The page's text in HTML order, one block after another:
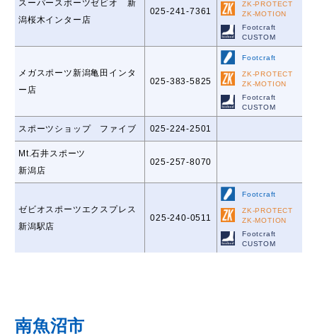
スーパースポーツゼビオ 新
潟桜木インター店
025-241-7361
ZK-PROTECT
ZK-MOTION
Footcraft
CUSTOM
メガスポーツ新潟亀田インタ
ー店
025-383-5825
Footcraft
ZK-PROTECT
ZK-MOTION
Footcraft
CUSTOM
スポーツショップ ファイブ 025-224-2501
Mt.石井スポーツ
新潟店
025-257-8070
ゼビオスポーツエクスプレス
新潟駅店
025-240-0511
Footcraft
ZK-PROTECT
ZK-MOTION
Footcraft
CUSTOM
南魚沼市